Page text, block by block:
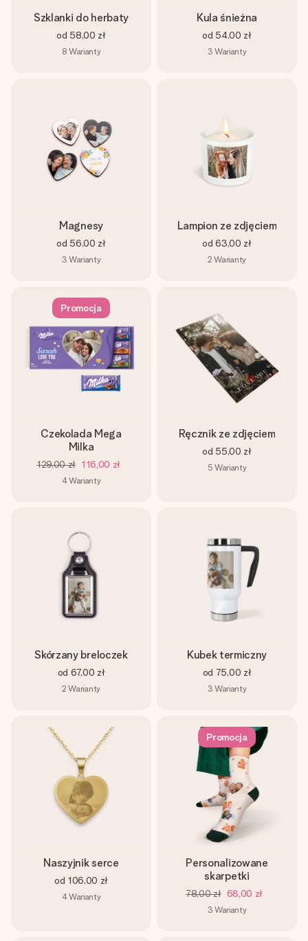
Szklanki do herbaty
od 58,00 zł
8 Warianty
Kula śnieżna
od 54,00 zł
3 Warianty
Magnesy
od 56,00 zł
3 Warianty
Lampion ze zdjęciem
od 63,00 zł
2 Warianty
Promocja
Czekolada Mega
Milka
129,00 zł 116,00 zł
4Warianty
Ręcznik ze zdjęciem
od 55,00 zł
5 Warianty
Skórzany breloczek
od 67,00 zł
2 Warianty
Kubek termiczny
od 75,00 zł
3 Warianty
Naszyjnik serce
od 106,00 zł
4Warianty
Promocja
Personalizowane
skarpetki
78,00 zł 68,00 zł
3 Warianty